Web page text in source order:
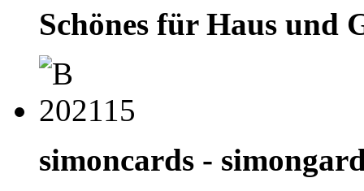
Schönes für Haus und
simoncards -